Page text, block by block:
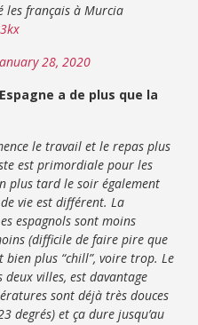
les français à Murcia
28, 2020
a de plus que la
le travail et le repas plus
est primordiale pour les
plus tard le soir également
vie est différent. La
espagnols sont moins
(difficile de faire pire que
bien plus “chill”, voire trop. Le
villes, est davantage
sont déjà très douces
degrés) et ça dure jusqu’au